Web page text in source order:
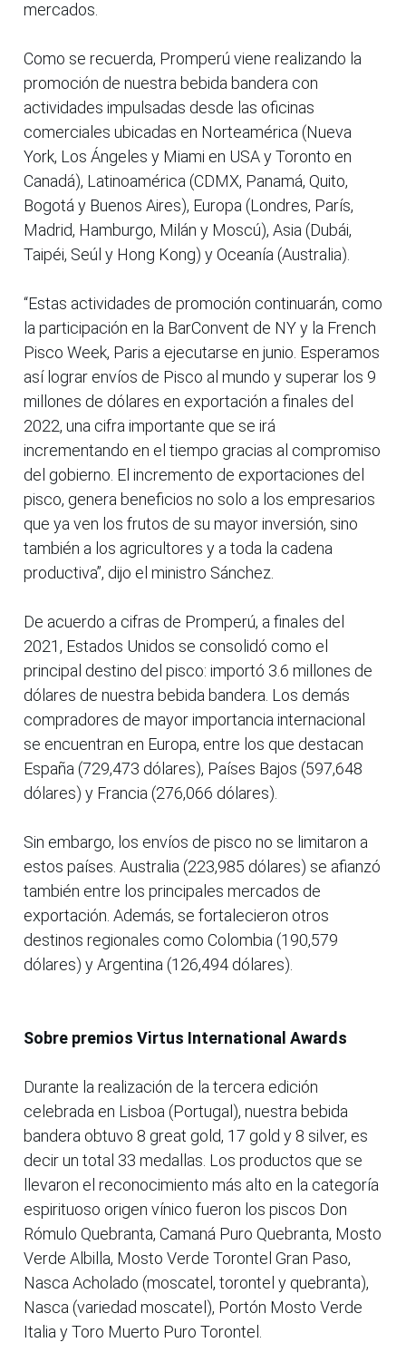
mercados.
Como se recuerda, Promperú viene realizando la
promoción de nuestra bebida bandera con
actividades impulsadas desde las oficinas
comerciales ubicadas en Norteamérica (Nueva
York, Los Ángeles y Miami en USA y Toronto en
Canadá), Latinoamérica (CDMX, Panamá, Quito,
Bogotá y Buenos Aires), Europa (Londres, París,
Madrid, Hamburgo, Milán y Moscú), Asia (Dubái,
Taipéi, Seúl y Hong Kong) y Oceanía (Australia).
“Estas actividades de promoción continuarán, como
la participación en la BarConvent de NY y la French
Pisco Week, Paris a ejecutarse en junio. Esperamos
así lograr envíos de Pisco al mundo y superar los 9
millones de dólares en exportación a finales del
2022, una cifra importante que se irá
incrementando en el tiempo gracias al compromiso
del gobierno. El incremento de exportaciones del
pisco, genera beneficios no solo a los empresarios
que ya ven los frutos de su mayor inversión, sino
también a los agricultores y a toda la cadena
productiva”, dijo el ministro Sánchez.
De acuerdo a cifras de Promperú, a finales del
2021, Estados Unidos se consolidó como el
principal destino del pisco: importó 3.6 millones de
dólares de nuestra bebida bandera. Los demás
compradores de mayor importancia internacional
se encuentran en Europa, entre los que destacan
España (729,473 dólares), Países Bajos (597,648
dólares) y Francia (276,066 dólares).
Sin embargo, los envíos de pisco no se limitaron a
estos países. Australia (223,985 dólares) se afianzó
también entre los principales mercados de
exportación. Además, se fortalecieron otros
destinos regionales como Colombia (190,579
dólares) y Argentina (126,494 dólares).
Sobre premios Virtus International Awards
Durante la realización de la tercera edición
celebrada en Lisboa (Portugal), nuestra bebida
bandera obtuvo 8 great gold, 17 gold y 8 silver, es
decir un total 33 medallas. Los productos que se
llevaron el reconocimiento más alto en la categoría
espirituoso origen vínico fueron los piscos Don
Rómulo Quebranta, Camaná Puro Quebranta, Mosto
Verde Albilla, Mosto Verde Torontel Gran Paso,
Nasca Acholado (moscatel, torontel y quebranta),
Nasca (variedad moscatel), Portón Mosto Verde
Italia y Toro Muerto Puro Torontel.